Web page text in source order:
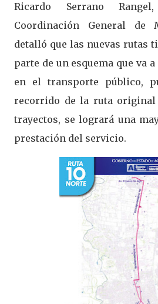
Ricardo Serrano
Coordinación General de
detalló que las nuevas rutas
parte de un esquema que va
en el transporte público,
recorrido de la ruta
trayectos, se logrará una
prestación del servicio.